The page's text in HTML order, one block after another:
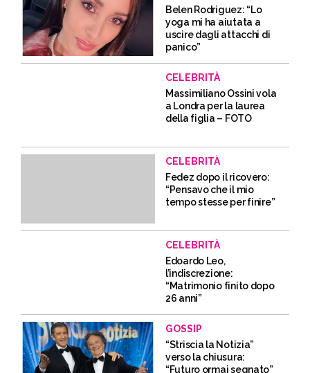
Belen Rodriguez: “Lo
yoga mi ha aiutata a
uscire dagli attacchi di
panico”
CELEBRITÀ
Massimiliano Ossini vola
a Londra per la laurea
della figlia – FOTO
CELEBRITÀ
Fedez dopo il ricovero:
“Pensavo che il mio
tempo stesse per finire”
CELEBRITÀ
Edoardo Leo,
l’indiscrezione:
“Matrimonio finito dopo
26 anni”
GOSSIP
“Striscia la Notizia”
verso la chiusura:
“Futuro ormai segnato”